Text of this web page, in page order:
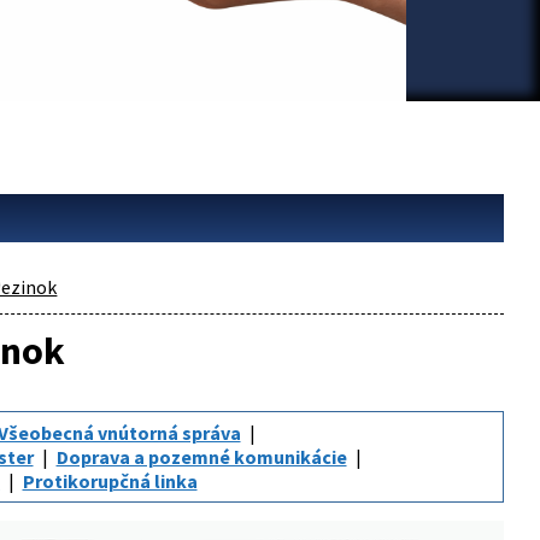
vnútorná správa
Doprava a pozemné komunikácie
Protikorupčná linka